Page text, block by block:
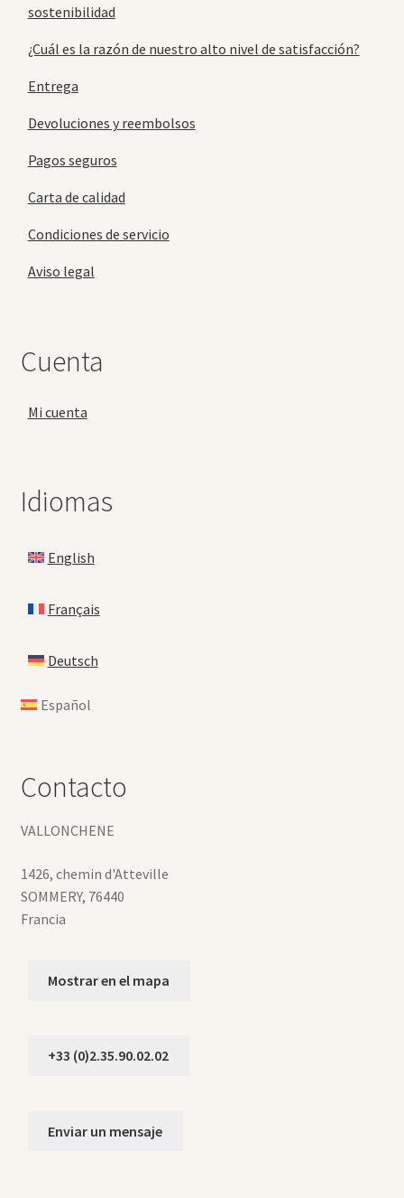
sostenibilidad
¿Cuál es la razón de nuestro alto nivel de satisfacción?
Entrega
Devoluciones y reembolsos
Pagos seguros
Carta de calidad
Condiciones de servicio
Aviso legal
Cuenta
Mi cuenta
Idiomas
English
Français
Deutsch
Español
Contacto
VALLONCHENE
1426, chemin d'Atteville
SOMMERY, 76440
Francia
Mostrar en el mapa
+33 (0)2.35.90.02.02
Enviar un mensaje